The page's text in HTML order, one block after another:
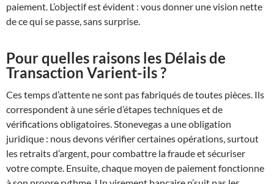
paiement. L’objectif est évident : vous donner une vision nette
de ce qui se passe, sans surprise.
Pour quelles raisons les Délais de
Transaction Varient-ils ?
Ces temps d’attente ne sont pas fabriqués de toutes pièces. Ils
correspondent à une série d’étapes techniques et de
vérifications obligatoires. Stonevegas a une obligation
juridique : nous devons vérifier certaines opérations, surtout
les retraits d’argent, pour combattre la fraude et sécuriser
votre compte. Ensuite, chaque moyen de paiement fonctionne